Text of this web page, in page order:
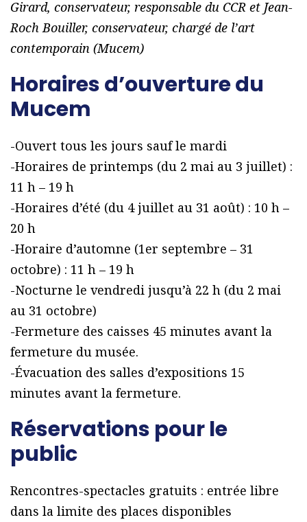
Girard, conservateur, responsable du CCR et Jean-
Roch Bouiller, conservateur, chargé de l’art
contemporain (Mucem)
Horaires d’ouverture du
Mucem
-Ouvert tous les jours sauf le mardi
-Horaires de printemps (du 2 mai au 3 juillet) :
11 h – 19 h
-Horaires d’été (du 4 juillet au 31 août) : 10 h –
20 h
-Horaire d’automne (1er septembre – 31
octobre) : 11 h – 19 h
-Nocturne le vendredi jusqu’à 22 h (du 2 mai
au 31 octobre)
-Fermeture des caisses 45 minutes avant la
fermeture du musée.
-Évacuation des salles d’expositions 15
minutes avant la fermeture.
Réservations pour le
public
Rencontres-spectacles gratuits : entrée libre
dans la limite des places disponibles